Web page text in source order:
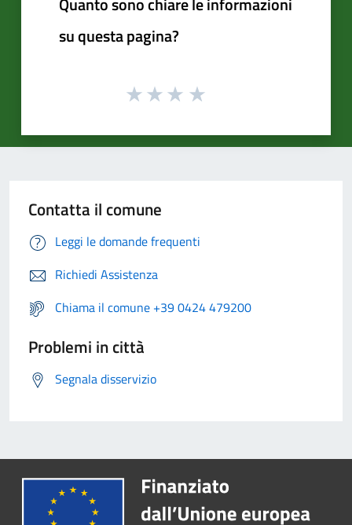
su questa pagina?
Contatta il comune
Leggi le domande frequenti
Richiedi Assistenza
Chiama il comune +39 0424 479200
Problemi in città
Segnala disservizio